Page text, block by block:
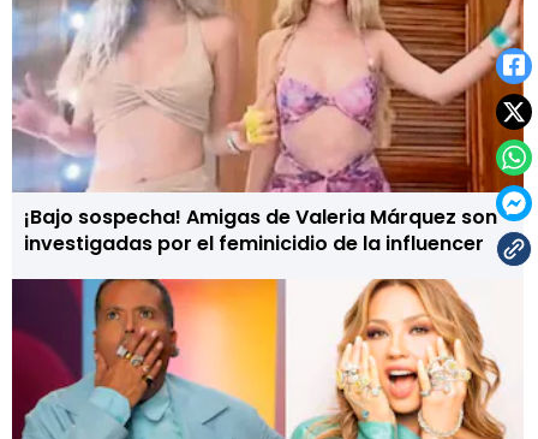
¡Bajo sospecha! Amigas de Valeria Márquez son
investigadas por el feminicidio de la influencer